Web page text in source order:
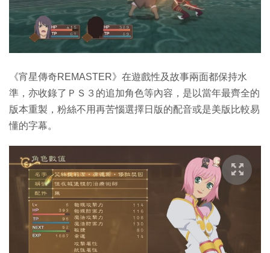
《宵星傳奇REMASTER》在遊戲性及故事兩面都保持水
準，亦收錄了ＰＳ３的追加角色等內容，是以當年最齊全的
版本重製，粉絲不用再苦惱選擇日版的配音或是美版比較易
懂的字幕。